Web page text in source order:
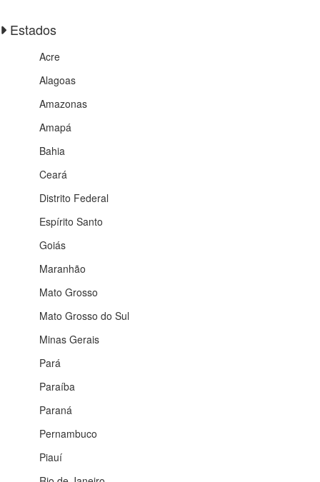
Estados
Acre
Alagoas
Amazonas
Amapá
Bahia
Ceará
Distrito Federal
Espírito Santo
Goiás
Maranhão
Mato Grosso
Mato Grosso do Sul
Minas Gerais
Pará
Paraíba
Paraná
Pernambuco
Piauí